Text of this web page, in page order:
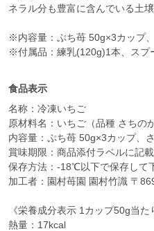
ネラル分も豊富に含んでいる土
※内容量：ぷち苺 50g×3カップ
※付属品：練乳(120g)1本、スプ
食品表示
名称：冷凍いちご
原材料名：いちご（品種 さちの
内容量：ぷち苺 50g×3カップ、
賞味期限：商品添付ラベルに記載
保存方法：-18℃以下で保存して
加工者：園村苺園 園村竹識 〒
《栄養成分表示 1カップ50g当た
熱量：17kcal